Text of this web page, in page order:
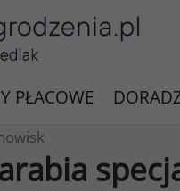
PŁACOWE